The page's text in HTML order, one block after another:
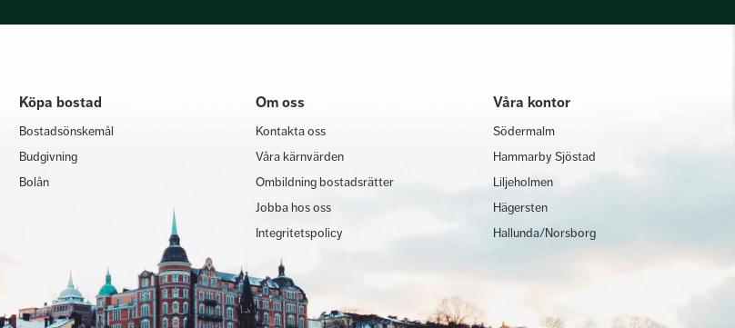
Köpa bostad
Bostadsönskemål
Budgivning
Bolån
Om oss
Kontakta oss
Våra kärnvärden
Ombildning bostadsrätter
Jobba hos oss
Integritetspolicy
Våra kontor
Södermalm
Hammarby Sjöstad
Liljeholmen
Hägersten
Hallunda/Norsborg